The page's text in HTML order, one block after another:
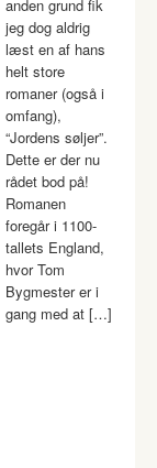
anden grund fik
jeg dog aldrig
læst en af hans
helt store
romaner (også i
omfang),
“Jordens søljer”.
Dette er der nu
rådet bod på!
Romanen
foregår i 1100-
tallets England,
hvor Tom
Bygmester er i
gang med at […]